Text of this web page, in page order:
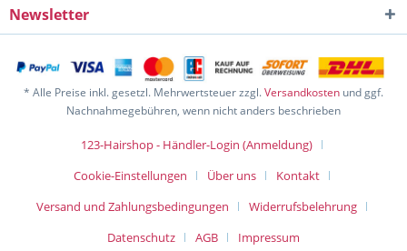
Newsletter
* Alle Preise inkl. gesetzl. Mehrwertsteuer zzgl.Versandkosten und ggf.
Nachnahmegebühren, wenn nicht anders beschrieben
123-Hairshop - Händler-Login (Anmeldung)
Cookie-Einstellungen
Über uns
Kontakt
Versand und Zahlungsbedingungen
Widerrufsbelehrung
Datenschutz
AGB Impressum